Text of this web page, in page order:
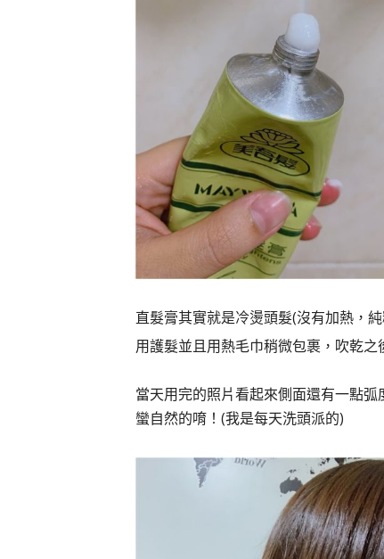
直髮膏其實就是冷燙頭髮(沒有加熱，
用護髮並且用熱毛巾稍微包裹，吹乾
當天用完的照片看起來側面還有一點
蠻自然的唷！(我是每天洗頭派的)